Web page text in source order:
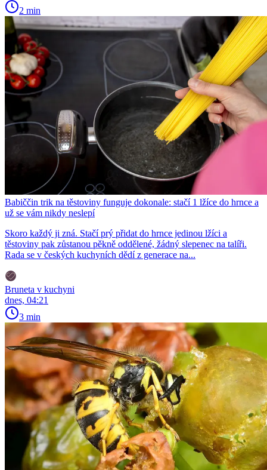
2 min
Babiččin trik na těstoviny funguje dokonale: stačí 1 lžíce do hrnce a
už se vám nikdy neslepí
Skoro každý ji zná. Stačí prý přidat do hrnce jedinou lžíci a
těstoviny pak zůstanou pěkně oddělené, žádný slepenec na talíři.
Rada se v českých kuchyních dědí z generace na...
Bruneta v kuchyni
dnes, 04:21
3 min